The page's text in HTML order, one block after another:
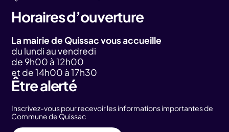
Horaires d’ouverture
La mairie de Quissac vous accueille
du lundi au vendredi
de 9h00 à 12h00
et de 14h00 à 17h30
Être alerté
Inscrivez-vous pour recevoir les informations importantes de
Commune de Quissac